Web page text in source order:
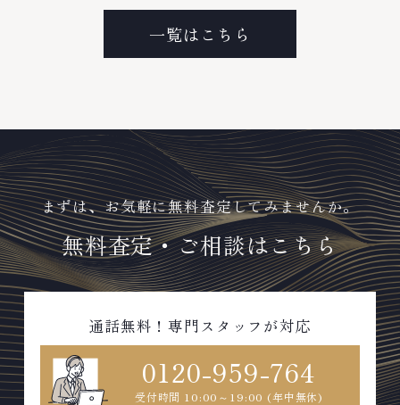
一覧はこちら
まずは、お気軽に無料査定してみませんか。
無料査定・ご相談はこちら
通話無料！専門スタッフが対応
0120-959-764
受付時間 10:00～19:00 (年中無休)